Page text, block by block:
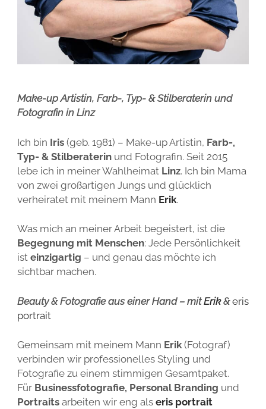
Make-up Artistin, Farb-, Typ- & Stilberaterin und
Fotografin in Linz
Ich bin Iris(geb. 1981) – Make-up Artistin, Farb-,
Typ- & Stilberaterinund Fotografin. Seit 2015
lebe ich in meiner Wahlheimat Linz. Ich bin Mama
von zwei großartigen Jungs und glücklich
verheiratet mit meinem Mann Erik.
Was mich an meiner Arbeit begeistert, ist die
Begegnung mit Menschen: Jede Persönlichkeit
ist einzigartig – und genau das möchte ich
sichtbar machen.
Beauty & Fotografie aus einer Hand – mitErik&eris
portrait
Gemeinsam mit meinem Mann Erik(Fotograf)
verbinden wir professionelles Styling und
Fotografie zu einem stimmigen Gesamtpaket.
Für Businessfotografie, Personal Branding und
Portraitsarbeiten wir eng als eris portrait